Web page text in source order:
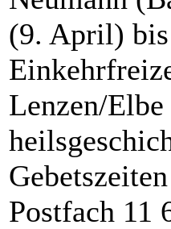
(9. April) bis
Lenzen/
Postfach